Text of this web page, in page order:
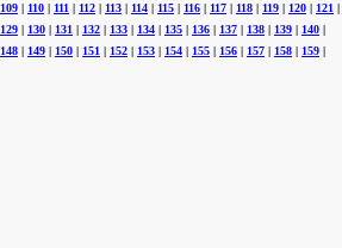
109 | 110 | 111 | 112 | 113 | 114 | 115 | 116 | 117 | 118 | 119 | 120 | 121 |
129 | 130 | 131 | 132 | 133 | 134 | 135 | 136 | 137 | 138 | 139 | 140 |
148 | 149 | 150 | 151 | 152 | 153 | 154 | 155 | 156 | 157 | 158 | 159 |